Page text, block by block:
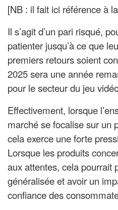
[NB : il fait ici référence à la
Il s’agit d’un pari risqué,
patienter jusqu’à ce que
premiers retours soient
2025 sera une année
pour le secteur du jeu
Effectivement, lorsque
marché se focalise sur un
cela exerce une forte
Lorsque les produits
aux attentes, cela pourrait
généralisée et avoir un
confiance des